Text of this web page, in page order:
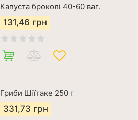
Капуста броколі 40-60 ваг.
131,46 грн
Гриби Шіїтаке 250 г
331,73 грн